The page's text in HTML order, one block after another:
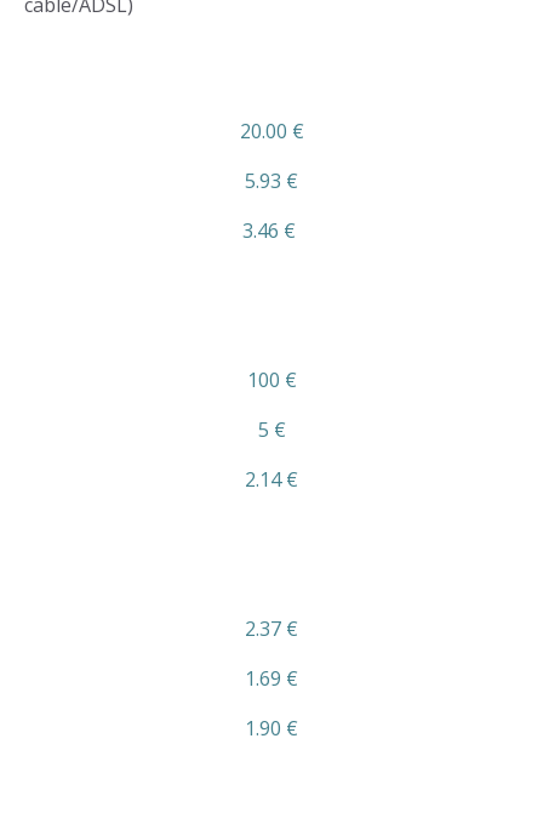
cable/ADSL)
20.00 €
5.93 €
3.46 €
100 €
5 €
2.14 €
2.37 €
1.69 €
1.90 €